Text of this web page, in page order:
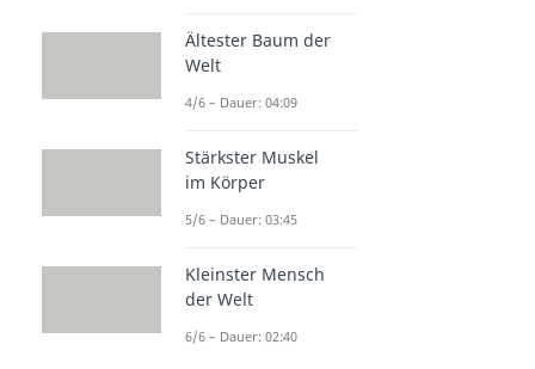
Ältester Baum der
Welt
4/6 – Dauer: 04:09
Stärkster Muskel
im Körper
5/6 – Dauer: 03:45
Kleinster Mensch
der Welt
6/6 – Dauer: 02:40